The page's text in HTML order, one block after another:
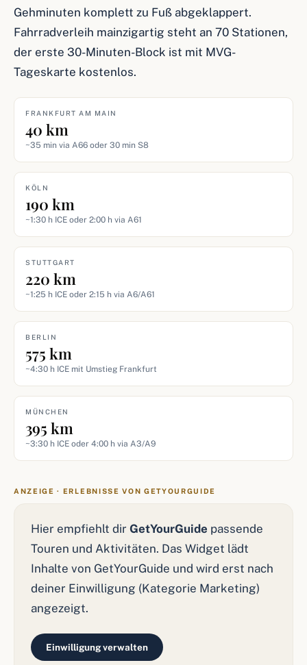
Gehminuten komplett zu Fuß abgeklappert.
Fahrradverleih mainzigartig steht an 70 Stationen,
der erste 30-Minuten-Block ist mit MVG-
Tageskarte kostenlos.
FRANKFURT AM MAIN
40 km
~35 min via A66 oder 30 min S8
KÖLN
190 km
~1:30 h ICE oder 2:00 h via A61
STUTTGART
220 km
~1:25 h ICE oder 2:15 h via A6/A61
BERLIN
575 km
~4:30 h ICE mit Umstieg Frankfurt
MÜNCHEN
395 km
~3:30 h ICE oder 4:00 h via A3/A9
ANZEIGE · ERLEBNISSE VON GETYOURGUIDE
Hier empfiehlt dir GetYourGuide passende
Touren und Aktivitäten. Das Widget lädt
Inhalte von GetYourGuide und wird erst nach
deiner Einwilligung (Kategorie Marketing)
angezeigt.
Einwilligung verwalten